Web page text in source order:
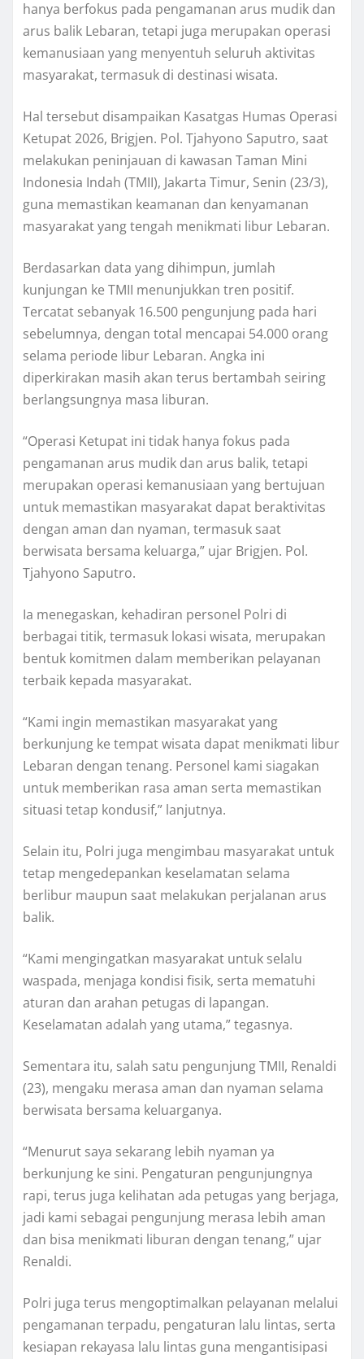
hanya berfokus pada pengamanan arus mudik dan
arus balik Lebaran, tetapi juga merupakan operasi
kemanusiaan yang menyentuh seluruh aktivitas
masyarakat, termasuk di destinasi wisata.
Hal tersebut disampaikan Kasatgas Humas Operasi
Ketupat 2026, Brigjen. Pol. Tjahyono Saputro, saat
melakukan peninjauan di kawasan Taman Mini
Indonesia Indah (TMII), Jakarta Timur, Senin (23/3),
guna memastikan keamanan dan kenyamanan
masyarakat yang tengah menikmati libur Lebaran.
Berdasarkan data yang dihimpun, jumlah
kunjungan ke TMII menunjukkan tren positif.
Tercatat sebanyak 16.500 pengunjung pada hari
sebelumnya, dengan total mencapai 54.000 orang
selama periode libur Lebaran. Angka ini
diperkirakan masih akan terus bertambah seiring
berlangsungnya masa liburan.
“Operasi Ketupat ini tidak hanya fokus pada
pengamanan arus mudik dan arus balik, tetapi
merupakan operasi kemanusiaan yang bertujuan
untuk memastikan masyarakat dapat beraktivitas
dengan aman dan nyaman, termasuk saat
berwisata bersama keluarga,” ujar Brigjen. Pol.
Tjahyono Saputro.
Ia menegaskan, kehadiran personel Polri di
berbagai titik, termasuk lokasi wisata, merupakan
bentuk komitmen dalam memberikan pelayanan
terbaik kepada masyarakat.
“Kami ingin memastikan masyarakat yang
berkunjung ke tempat wisata dapat menikmati libur
Lebaran dengan tenang. Personel kami siagakan
untuk memberikan rasa aman serta memastikan
situasi tetap kondusif,” lanjutnya.
Selain itu, Polri juga mengimbau masyarakat untuk
tetap mengedepankan keselamatan selama
berlibur maupun saat melakukan perjalanan arus
balik.
“Kami mengingatkan masyarakat untuk selalu
waspada, menjaga kondisi fisik, serta mematuhi
aturan dan arahan petugas di lapangan.
Keselamatan adalah yang utama,” tegasnya.
Sementara itu, salah satu pengunjung TMII, Renaldi
(23), mengaku merasa aman dan nyaman selama
berwisata bersama keluarganya.
“Menurut saya sekarang lebih nyaman ya
berkunjung ke sini. Pengaturan pengunjungnya
rapi, terus juga kelihatan ada petugas yang berjaga,
jadi kami sebagai pengunjung merasa lebih aman
dan bisa menikmati liburan dengan tenang,” ujar
Renaldi.
Polri juga terus mengoptimalkan pelayanan melalui
pengamanan terpadu, pengaturan lalu lintas, serta
kesiapan rekayasa lalu lintas guna mengantisipasi